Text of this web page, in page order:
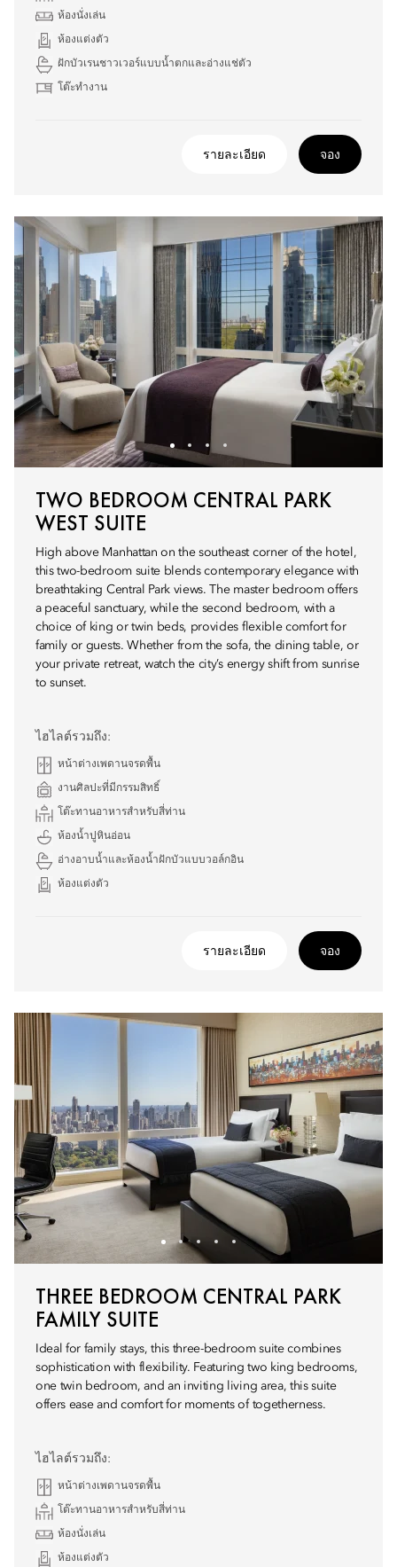
ห้องนั่งเล่น
ห้องแต่งตัว
ฝักบัวเรนชาวเวอร์แบบน้ำตกและอ่างแช่ตัว
โต๊ะทำงาน
รายละเอียด จอง
TWO BEDROOM CENTRAL PARK
WEST SUITE
High above Manhattan on the southeast corner of the hotel,
this two-bedroom suite blends contemporary elegance with
breathtaking Central Park views. The master bedroom offers
a peaceful sanctuary, while the second bedroom, with a
choice of king or twin beds, provides flexible comfort for
family or guests. Whether from the sofa, the dining table, or
your private retreat, watch the city’s energy shift from sunrise
to sunset.
ไฮไลต์รวมถึง:
หน้าต่างเพดานจรดพื้น
งานศิลปะที่มีกรรมสิทธิ์
โต๊ะทานอาหารสำหรับสี่ท่าน
ห้องน้ำปูหินอ่อน
อ่างอาบน้ำและห้องน้ำฝักบัวแบบวอล์กอิน
ห้องแต่งตัว
รายละเอียด จอง
THREE BEDROOM CENTRAL PARK
FAMILY SUITE
Ideal for family stays, this three-bedroom suite combines
sophistication with flexibility. Featuring two king bedrooms,
one twin bedroom, and an inviting living area, this suite
offers ease and comfort for moments of togetherness.
ไฮไลต์รวมถึง:
หน้าต่างเพดานจรดพื้น
โต๊ะทานอาหารสำหรับสี่ท่าน
ห้องนั่งเล่น
ห้องแต่งตัว